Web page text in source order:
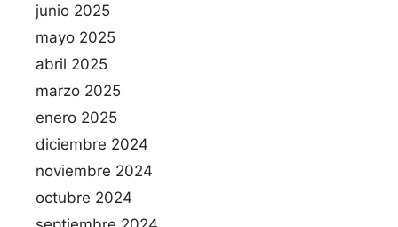
junio 2025
mayo 2025
abril 2025
marzo 2025
enero 2025
diciembre 2024
noviembre 2024
octubre 2024